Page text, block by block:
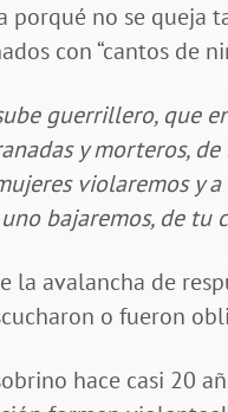
porqué no se queja
con “cantos de
guerrillero, que
y morteros,
violaremos y
bajaremos, de tu
la avalancha de
o fueron
hace casi 20